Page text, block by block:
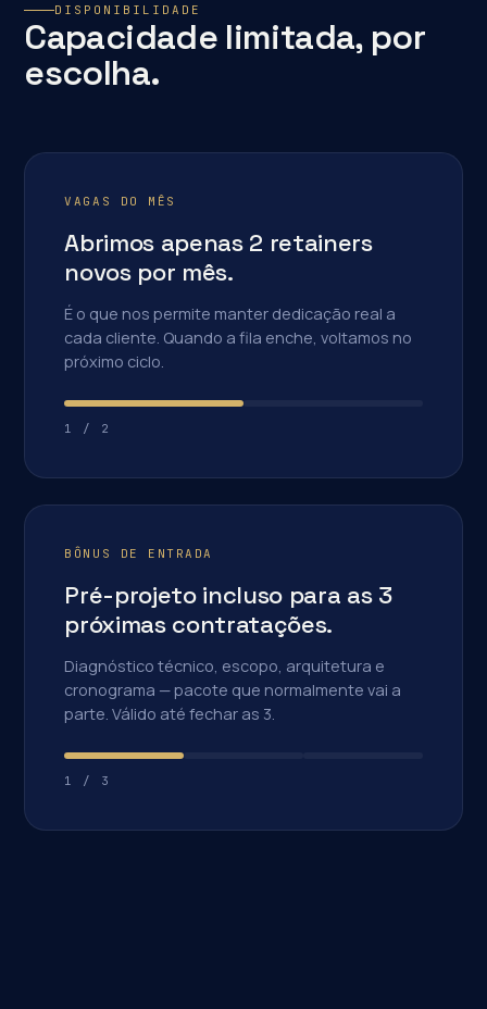
DISPONIBILIDADE
Capacidade limitada, por
escolha.
VAGAS DO MÊS
Abrimos apenas 2 retainers
novos por mês.
É o que nos permite manter dedicação real a
cada cliente. Quando a fila enche, voltamos no
próximo ciclo.
1 / 2
BÔNUS DE ENTRADA
Pré-projeto incluso para as 3
próximas contratações.
Diagnóstico técnico, escopo, arquitetura e
cronograma — pacote que normalmente vai a
parte. Válido até fechar as 3.
1 / 3